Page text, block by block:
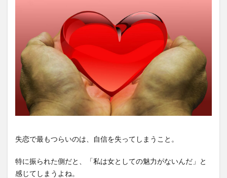
失恋で最もつらいのは、自信を失ってしまうこと。
特に振られた側だと、「私は女としての魅力がないんだ」と
感じてしまうよね。